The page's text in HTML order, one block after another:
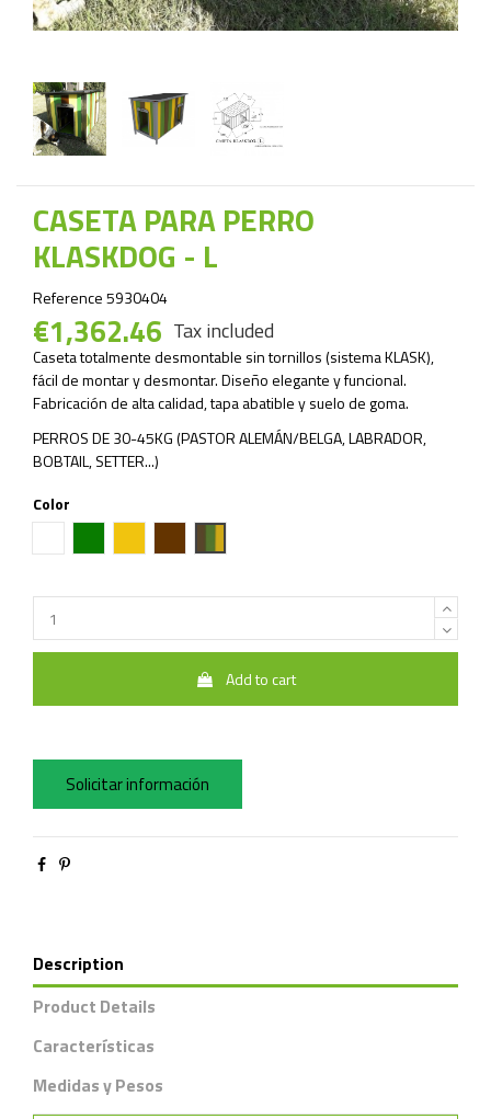
CASETA PARA PERRO
KLASKDOG - L
Reference5930404
€1,362.46 Tax included
Caseta totalmente desmontable sin tornillos (sistema KLASK),
fácil de montar y desmontar. Diseño elegante y funcional.
Fabricación de alta calidad, tapa abatible y suelo de goma.
PERROS DE 30-45KG (PASTOR ALEMÁN/BELGA, LABRADOR,
BOBTAIL, SETTER...)
Color
Add to cart
Solicitar información
Description
Product Details
Características
Medidas y Pesos